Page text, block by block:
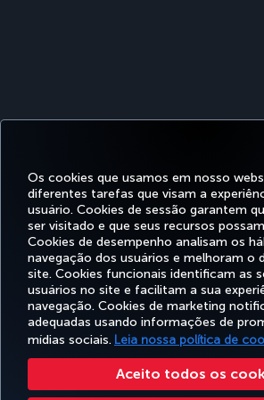
Os cookies que usamos em nosso
diferentes tarefas que visam a
usuário. Cookies de sessão garantem
ser visitado e que seus recursos
Cookies de desempenho analisam os
navegação dos usuários e melhoram o
site. Cookies funcionais identificam as
usuários no site e facilitam a sua
navegação. Cookies de marketing
adequadas usando informações de
mídias sociais. Leia nossa política de
Aceito todos os
Facebook
TwitterInstagram
YouTube
RESERVA E
GERENCIAMENTO
EXPERIÊNCIA
E
DESTINOS
Alterar configurações de cookies Plano de